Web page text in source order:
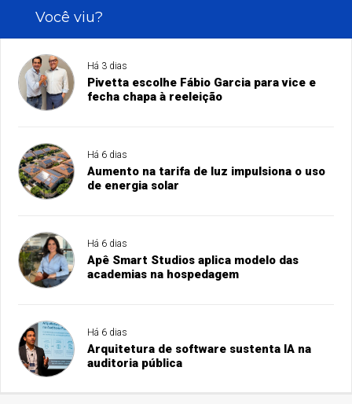
Você viu?
Há 3 dias
Pivetta escolhe Fábio Garcia para vice e
fecha chapa à reeleição
Há 6 dias
Aumento na tarifa de luz impulsiona o uso
de energia solar
Há 6 dias
Apê Smart Studios aplica modelo das
academias na hospedagem
Há 6 dias
Arquitetura de software sustenta IA na
auditoria pública